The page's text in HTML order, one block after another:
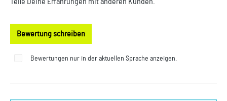
Teile Deine Erfahrungen mit anderen Kunden.
Bewertung schreiben
Bewertungen nur in der aktuellen Sprache anzeigen.